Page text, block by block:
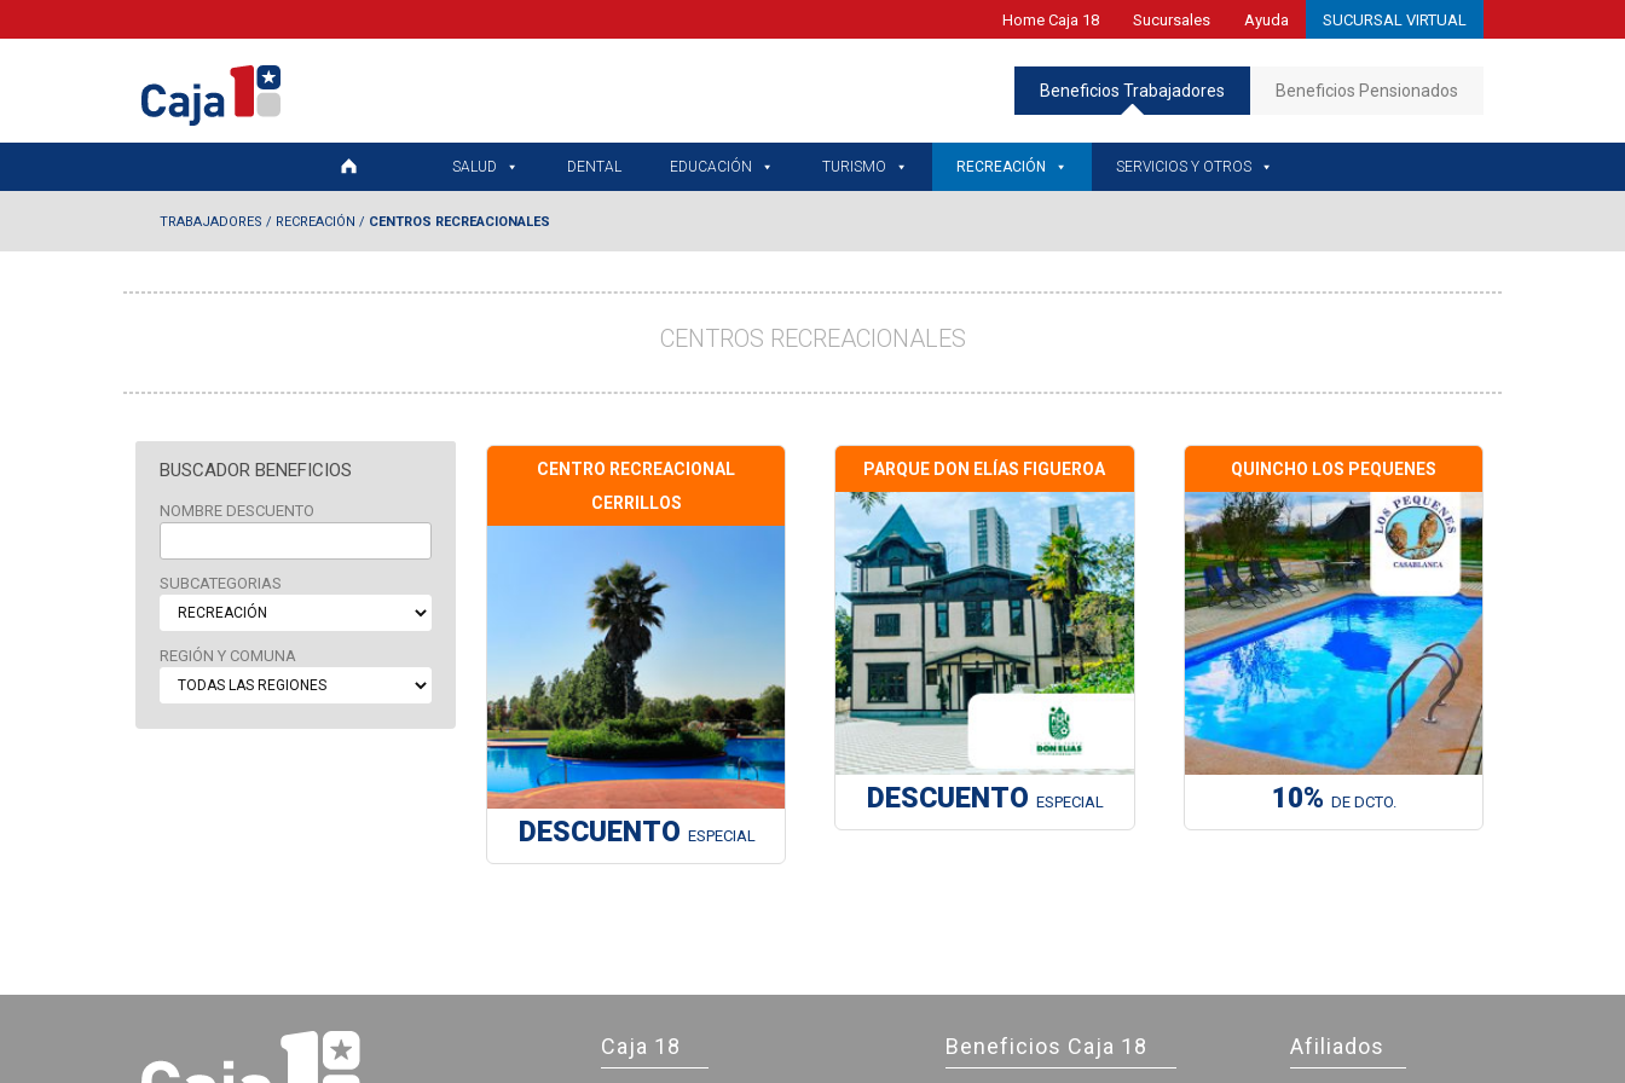
Home Caja 18 Sucursales Ayuda SUCURSAL VIRTUAL
Beneficios Trabajadores Beneficios Pensionados
SALUD DENTAL EDUCACIÓN TURISMO RECREACIÓN SERVICIOS Y OTROS
TRABAJADORES / RECREACIÓN / CENTROS RECREACIONALES
CENTROS RECREACIONALES
BUSCADOR BENEFICIOS
NOMBRE DESCUENTO
SUBCATEGORIAS
REGIÓN Y COMUNA
CENTRO RECREACIONAL
CERRILLOS
DESCUENTOESPECIAL
PARQUE DON ELÍAS FIGUEROA
DESCUENTOESPECIAL
QUINCHO LOS PEQUENES
10%DE DCTO.
Caja 18 Beneficios Caja 18 Afiliados